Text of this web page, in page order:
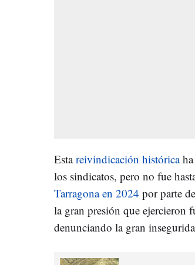
Estareivindicación históricaha
los sindicatos, pero no fue
Tarragona en 2024 por parte
la gran presión que ejercieron
denunciando la gran